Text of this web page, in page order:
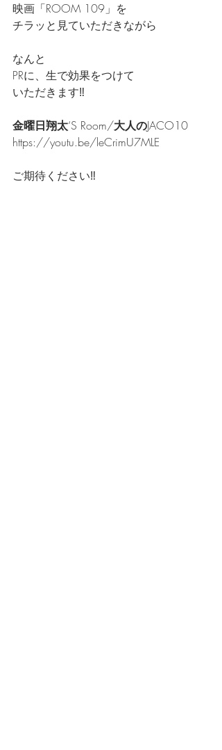
映画「ROOM 109」を
チラッと見ていただきながら
なんと
PRに、生で効果をつけて
いただきます‼️
金曜日翔太‘S Room/大人のJACO10
https://youtu.be/leCrimU7MLE
ご期待ください‼️